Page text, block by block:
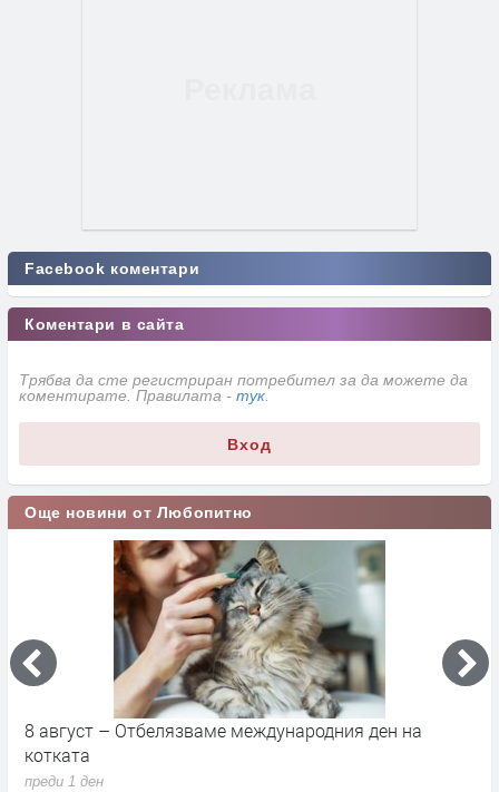
Facebook коментари
Коментари в сайта
Трябва да сте регистриран потребител за да можете да
коментирате. Правилата - тук
Вход
Още новини от Любопитно
8 август – Отбелязваме международния ден на
котката
преди 1 ден